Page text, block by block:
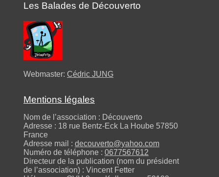
Les Balades de Découverto
Webmaster: Cédric JUNG
Mentions légales
Nom de l’association : Découverto
Adresse : 18 rue Bentz-Eck La Hoube 57850
France
Adresse mail : decouverto@yahoo.com
Numéro de téléphone : 0677567612
Directeur de la publication (nom du président
de l’association) : Vincent Fetter